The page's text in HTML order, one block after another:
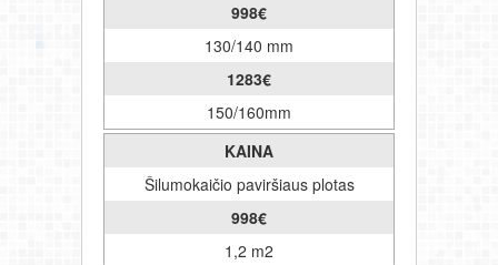
998€
130/140 mm
1283€
150/160mm
KAINA
Šilumokaičio paviršiaus plotas
998€
1,2 m2